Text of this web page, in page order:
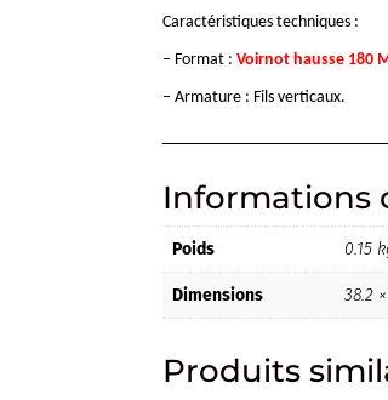
Caractéristiques techniques :
– Format :Voirnot hausse 180
– Armature : Fils verticaux.
Informations
Poids 0.15
Dimensions 38.2
Produits